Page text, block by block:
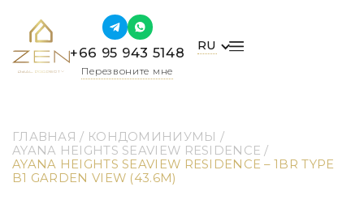
+66 95 943 5148
Перезвоните мне
RU
ГЛАВНАЯ / КОНДОМИНИУМЫ /
AYANA HEIGHTS SEAVIEW RESIDENCE /
AYANA HEIGHTS SEAVIEW RESIDENCE – 1BR TYPE
B1 GARDEN VIEW (43.6M)